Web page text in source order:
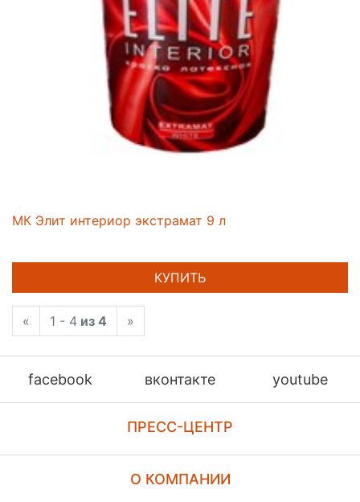
МК Элит интериор экстрамат 9 л
КУПИТЬ
« 1 - 4 из 4 »
facebook вконтакте youtube
ПРЕСС-ЦЕНТР
О КОМПАНИИ